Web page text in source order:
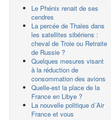
Le Phénix renait de ses
cendres
La percée de Thales dans
les satellites sibériens :
cheval de Troie ou Retraite
de Russie ?
Quelques mesures visant
à la réduction de
consommation des avions
Quelle-est la place de la
France en Libye ?
La nouvelle politique d´Air
France et vous